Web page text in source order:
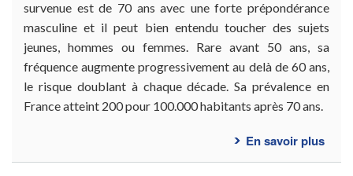
survenue est de 70 ans avec une forte prépondérance
masculine et il peut bien entendu toucher des sujets
jeunes, hommes ou femmes. Rare avant 50 ans, sa
fréquence augmente progressivement au delà de 60 ans,
le risque doublant à chaque décade. Sa prévalence en
France atteint 200 pour 100.000 habitants après 70 ans.
En savoir plussur